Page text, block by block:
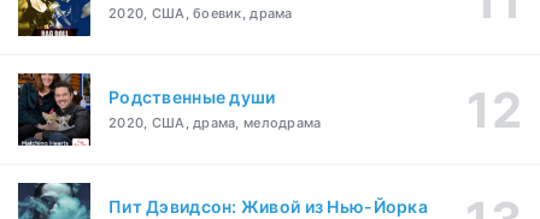
2020, США, боевик, драма
Родственные души
2020, США, драма, мелодрама
Пит Дэвидсон: Живой из Нью-Йорка